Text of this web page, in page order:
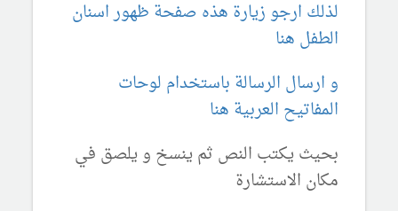
لذلك ارجو زيارة هذه صفحة ظهور اسنان
الطفل هنا
و ارسال الرسالة باستخدام لوحات
المفاتيح العربية هنا
بحيث يكتب النص ثم ينسخ و يلصق في
مكان الاستشارة